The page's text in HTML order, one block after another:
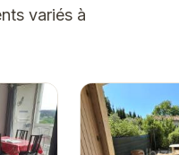
variés à